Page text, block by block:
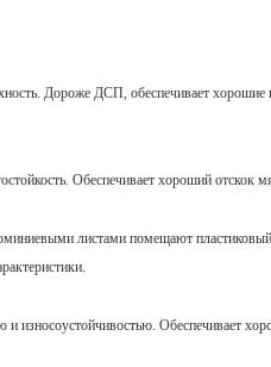
Дороже ДСП, обеспечивает хорошие
Обеспечивает хороший отскок
листами помещают
износоустойчивостью. Обеспечивает